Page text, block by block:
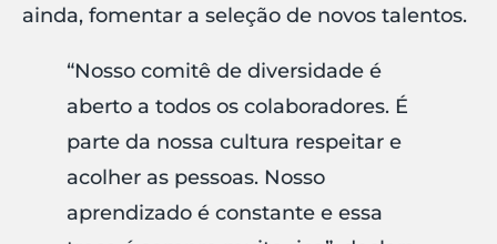
ainda, fomentar a seleção de novos talentos.
“Nosso comitê de diversidade é
aberto a todos os colaboradores. É
parte da nossa cultura respeitar e
acolher as pessoas. Nosso
aprendizado é constante e essa